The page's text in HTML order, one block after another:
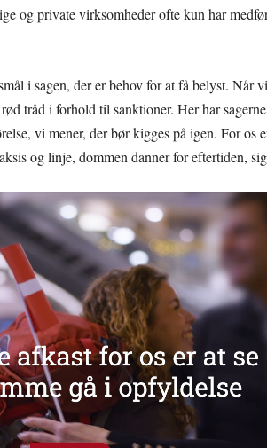
og private virksomheder ofte kun har
i sagen, der er behov for at få belyst. Når
tråd i forhold til sanktioner. Her har
vi mener, der bør kigges på igen. For os
og linje, dommen danner for eftertiden,